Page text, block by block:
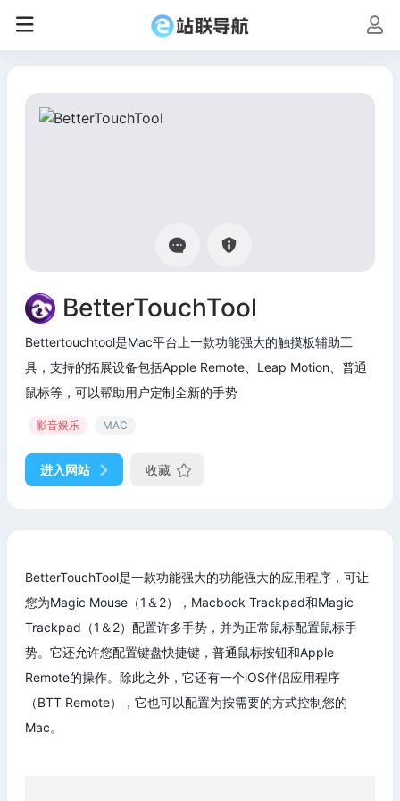
BetterTouchTool
Bettertouchtool是Mac平台上一款功能强大的触摸板辅助工
具，支持的拓展设备包括Apple Remote、Leap Motion、普通
鼠标等，可以帮助用户定制全新的手势
影音娱乐 MAC
进入网站 收藏
BetterTouchTool是一款功能强大的功能强大的应用程序，可让
您为Magic Mouse（1＆2），Macbook Trackpad和Magic
Trackpad（1＆2）配置许多手势，并为正常鼠标配置鼠标手
势。它还允许您配置键盘快捷键，普通鼠标按钮和Apple
Remote的操作。除此之外，它还有一个iOS伴侣应用程序
（BTT Remote），它也可以配置为按需要的方式控制您的
Mac。